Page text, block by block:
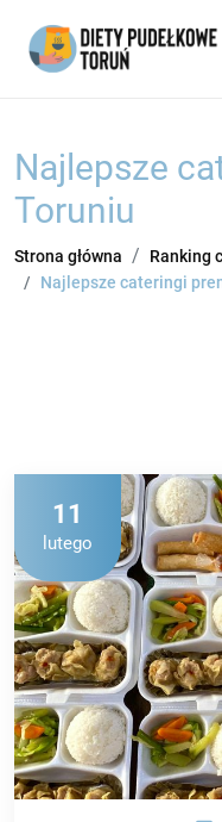
Najlepsze
Toruniu
Strona główna
Ranking
Najlepsze cateringi
11
lutego